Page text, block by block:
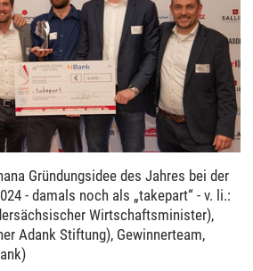
Gründungsidee des Jahres bei der
- damals noch als „takepart“ - v. li.:
Wirtschaftsminister),
Adank Stiftung), Gewinnerteam,